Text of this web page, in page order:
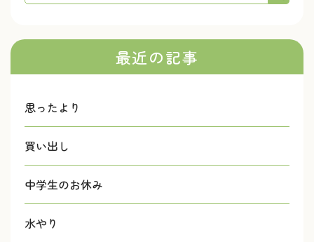
最近の記事
思ったより
買い出し
中学生のお休み
水やり